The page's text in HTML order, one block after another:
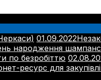
01.09.2022
народження
по безробіттю
ресурс для